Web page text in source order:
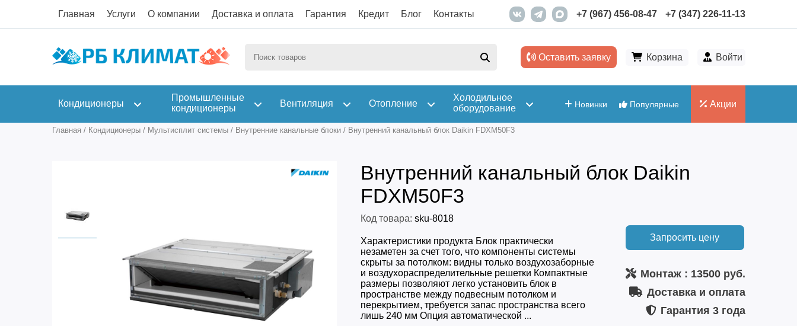
Главная Услуги О компании Доставка и оплата Гарантия Кредит Блог Контакты +7 (967) 456-08-47 +7 (347) 226-11-13
Оставить заявку Корзина Войти
Новинки Популярные Акции
Кондиционеры
Промышленные
кондиционеры
Вентиляция Отопление
Холодильное
оборудование
Главная / Кондиционеры / Мультисплит системы / Внутренние канальные блоки / Внутренний канальный блок Daikin FDXM50F3
Внутренний канальный блок Daikin
FDXM50F3
Код товара: sku-8018
Характеристики продукта Блок практически
незаметен за счет того, что компоненты системы
скрыты за потолком: видны только воздухозаборные
и воздухораспределительные решетки Компактные
размеры позволяют легко установить блок в
пространстве между подвесным потолком и
перекрытием, требуется запас пространства всего
лишь 240 мм Опция автоматической ...
Запросить цену
Монтаж: 13500 руб.
Доставка и оплата
Гарантия 3 года